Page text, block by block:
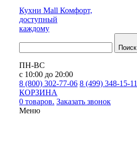
Кухни Mall Комфорт,
доступный
каждому
Поиск
ПН-ВС
с 10:00 до 20:00
8 (800) 302-77-06 8 (499) 348-15-11
КОРЗИНА
0 товаров. Заказать звонок
Меню